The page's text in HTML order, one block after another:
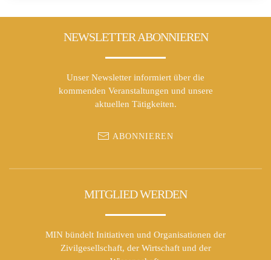
NEWSLETTER ABONNIEREN
Unser Newsletter informiert über die
kommenden Veranstaltungen und unsere
aktuellen Tätigkeiten.
ABONNIEREN
MITGLIED WERDEN
MIN bündelt Initiativen und Organisationen der
Zivilgesellschaft, der Wirtschaft und der